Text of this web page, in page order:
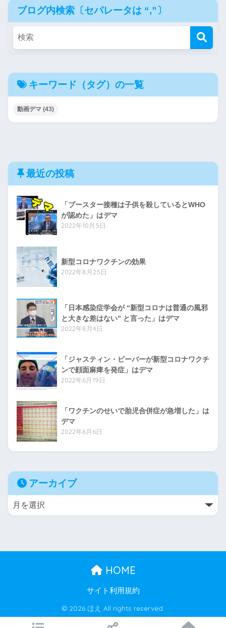
ブログ内検索〔セパレータは “,”〕
キーワード（タグ）の一覧
動画デマ (43)
最近の投稿
「ブースター接種は子供を殺しているとWHO
が認めた」はデマ
2022年10月5日
新型コロナワクチンの効果
2022年8月25日
「日本感染症学会が “新型コロナは普通の風邪
と大きな差はない” と言った」はデマ
2022年8月4日
「ジャスティン・ビーバーが新型コロナワクチ
ンで顔面麻痺を発症」はデマ
2022年6月19日
「ワクチンのせいで胎児合併症が急増した」は
デマ
2022年6月6日
アーカイブ
HOME
サイト利用規約
© 2026 ほえ All rights reserved.